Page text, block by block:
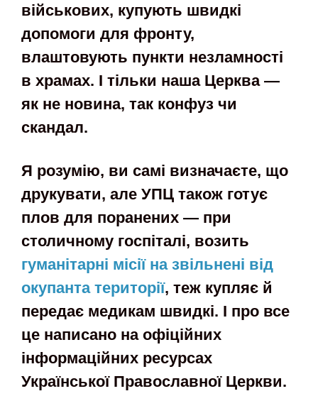
військових, купують швидкі
допомоги для фронту,
влаштовують пункти незламності
в храмах. І тільки наша Церква —
як не новина, так конфуз чи
скандал.
Я розумію, ви самі визначаєте, що
друкувати, але УПЦ також готує
плов для поранених — при
столичному госпіталі, возить
гуманітарні місії на звільнені від
окупанта території, теж купляє й
передає медикам швидкі. І про все
це написано на офіційних
інформаційних ресурсах
Української Православної Церкви.